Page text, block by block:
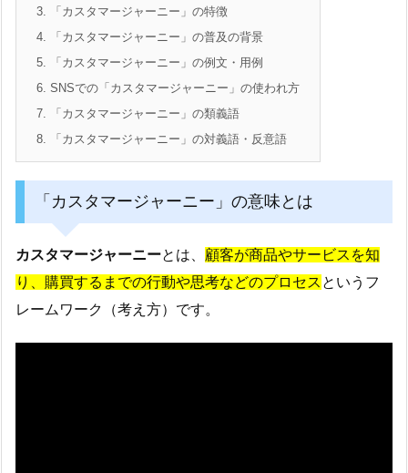
3. 「カスタマージャーニー」の特徴
4. 「カスタマージャーニー」の普及の背景
5. 「カスタマージャーニー」の例文・用例
6. SNSでの「カスタマージャーニー」の使われ方
7. 「カスタマージャーニー」の類義語
8. 「カスタマージャーニー」の対義語・反意語
「カスタマージャーニー」の意味とは
カスタマージャーニーとは、 顧客が商品やサービスを知
り、購買するまでの行動や思考などのプロセス というフ
レームワーク（考え方）です。